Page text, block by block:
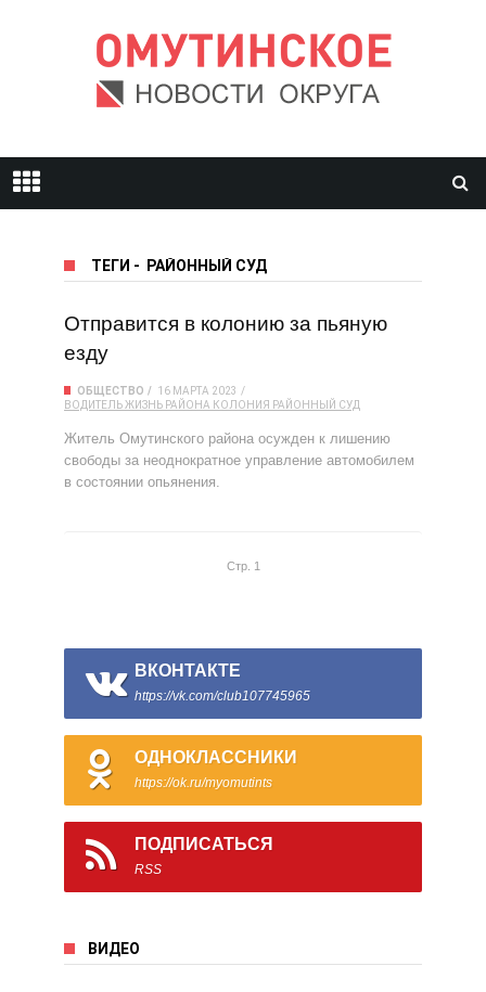
ТЕГИ - РАЙОННЫЙ СУД
Отправится в колонию за пьяную
езду
ОБЩЕСТВО
16 МАРТА 2023
ВОДИТЕЛЬЖИЗНЬ РАЙОНА КОЛОНИЯ РАЙОННЫЙ СУД
Житель Омутинского района осужден к лишению
свободы за неоднократное управление автомобилем
в состоянии опьянения.
Стр. 1
ВКОНТАКТЕ
https://vk.com/club107745965
ОДНОКЛАССНИКИ
https://ok.ru/myomutints
ПОДПИСАТЬСЯ
RSS
ВИДЕО